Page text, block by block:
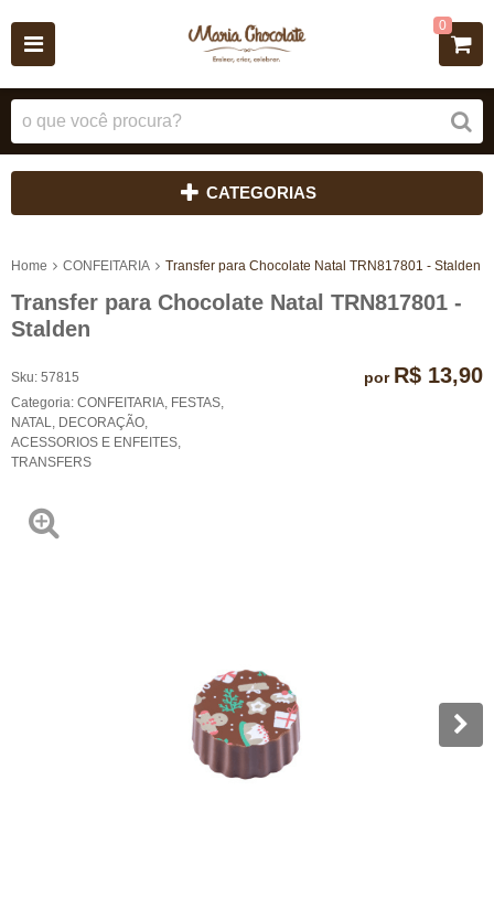
0
CATEGORIAS
Home CONFEITARIA Transfer para Chocolate Natal TRN817801 - Stalden
Transfer para Chocolate Natal TRN817801 -
Stalden
Sku: 57815
Categoria: CONFEITARIA FESTAS
NATAL
DECORAÇÃO
ACESSORIOS E ENFEITES
TRANSFERS
por R$ 13,90